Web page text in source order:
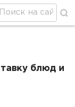
Новгороде
блюд и